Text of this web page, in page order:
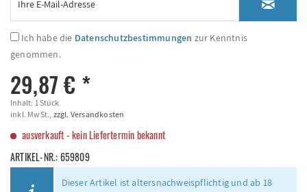
Ich habe die Datenschutzbestimmungen zur Kenntnis
genommen.
29,87 € *
Inhalt: 1 Stück
inkl. MwSt., zzgl. Versandkosten
ausverkauft - kein Liefertermin bekannt
ARTIKEL-NR.:659809
Dieser Artikel ist altersnachweispflichtig und ab 18